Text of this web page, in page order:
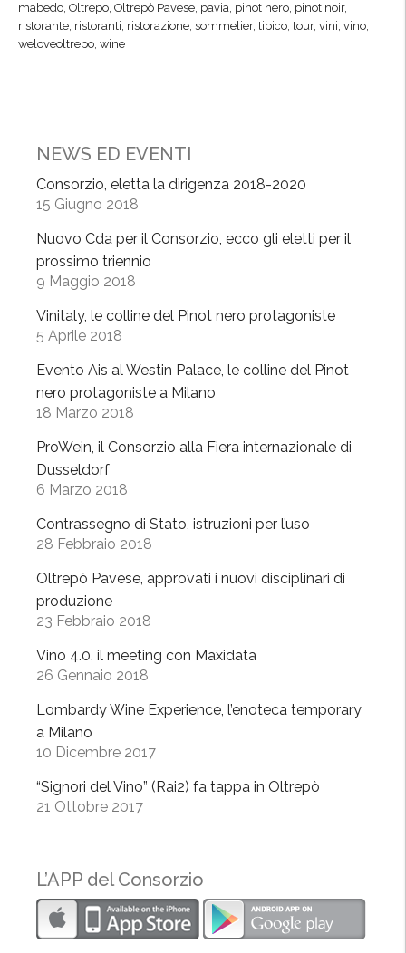
t
u
o
:
e
z
mabedo, Oltrepo, Oltrepò Pavese, pavia, pinot nero, pinot noir,
ristorante, ristoranti, ristorazione, sommelier, tipico, tour, vini, vino,
weloveoltrepo, wine
NEWS ED EVENTI
Consorzio, eletta la dirigenza 2018-2020
15 Giugno 2018
Nuovo Cda per il Consorzio, ecco gli eletti per il
prossimo triennio
9 Maggio 2018
Vinitaly, le colline del Pinot nero protagoniste
5 Aprile 2018
Evento Ais al Westin Palace, le colline del Pinot
nero protagoniste a Milano
18 Marzo 2018
ProWein, il Consorzio alla Fiera internazionale di
Dusseldorf
6 Marzo 2018
Contrassegno di Stato, istruzioni per l’uso
28 Febbraio 2018
Oltrepò Pavese, approvati i nuovi disciplinari di
produzione
23 Febbraio 2018
Vino 4.0, il meeting con Maxidata
26 Gennaio 2018
Lombardy Wine Experience, l’enoteca temporary
a Milano
10 Dicembre 2017
“Signori del Vino” (Rai2) fa tappa in Oltrepò
21 Ottobre 2017
L’APP del Consorzio